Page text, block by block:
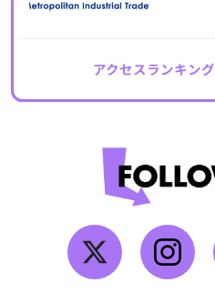
アクセスランキン